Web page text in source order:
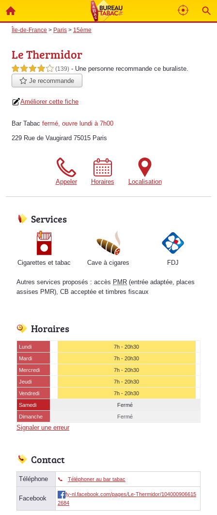
Île-de-France > Paris > 15ème
Le Thermidor
4,0 étoiles sur 5 (139) - Une personne recommande ce buraliste.
Je recommande
Améliorer cette fiche
Bar Tabac fermé, ouvre lundi à 7h00
229 Rue de Vaugirard 75015 Paris
Appeler Horaires Localisation
Services
Cigarettes et tabac Cave à cigares FDJ
Autres services proposés : accès PMR (entrée adaptée, places
assises PMR), CB acceptée et timbres fiscaux
Horaires
Lundi
7h - 20h30
Mardi
7h - 20h30
Mercredi
7h - 20h30
Jeudi
7h - 20h30
Vendredi
7h - 20h30
Samedi
Fermé
Dimanche
Fermé
Signaler une erreur
Contact
Téléphone Téléphoner au bar tabac
Facebook
fy-nl.facebook.com/pages/Le-Thermidor/104000906615
2684